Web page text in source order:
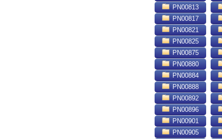
PN00813
PN00817
PN00821
PN00825
PN00875
PN00880
PN00884
PN00888
PN00892
PN00896
PN00901
PN00905